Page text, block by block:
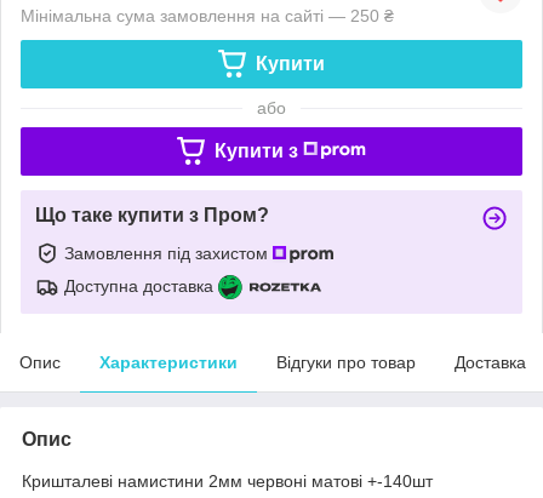
Мінімальна сума замовлення на сайті — 250 ₴
Купити
або
Купити з
Що таке купити з Пром?
Замовлення під захистом
Доступна доставка
Опис Характеристики Відгуки про товар Доставка
Опис
Кришталеві намистини 2мм червоні матові +-140шт